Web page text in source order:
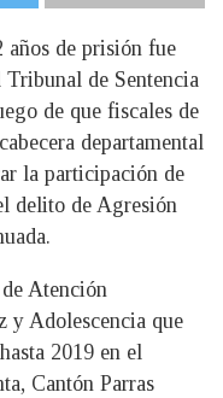
años de prisión fue
de Sentencia
de que fiscales de
departamental
la participación de
delito de Agresión
Atención
y Adolescencia que
2019 en el
Cantón Parras